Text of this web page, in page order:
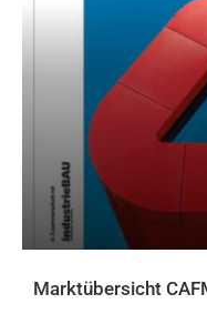
Marktübersicht